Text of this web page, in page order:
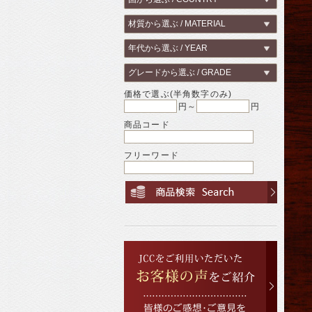
価格で選ぶ(半角数字のみ)
円～
円
商品コード
フリーワード